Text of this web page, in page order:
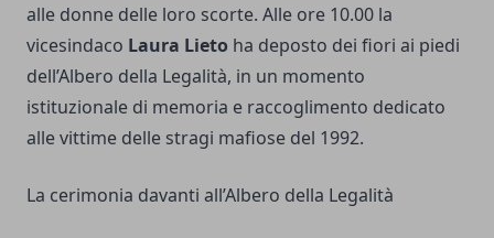
alle donne delle loro scorte. Alle ore 10.00 la
vicesindaco Laura Lieto ha deposto dei fiori ai piedi
dell’Albero della Legalità, in un momento
istituzionale di memoria e raccoglimento dedicato
alle vittime delle stragi mafiose del 1992.
La cerimonia davanti all’Albero della Legalità